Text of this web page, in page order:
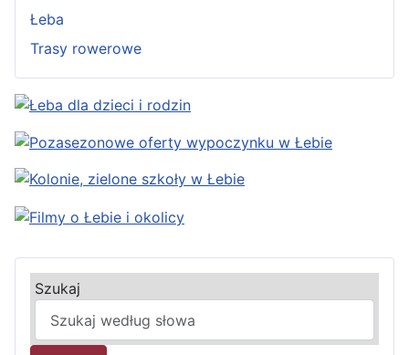
Szukaj
Łeba
Trasy rowerowe